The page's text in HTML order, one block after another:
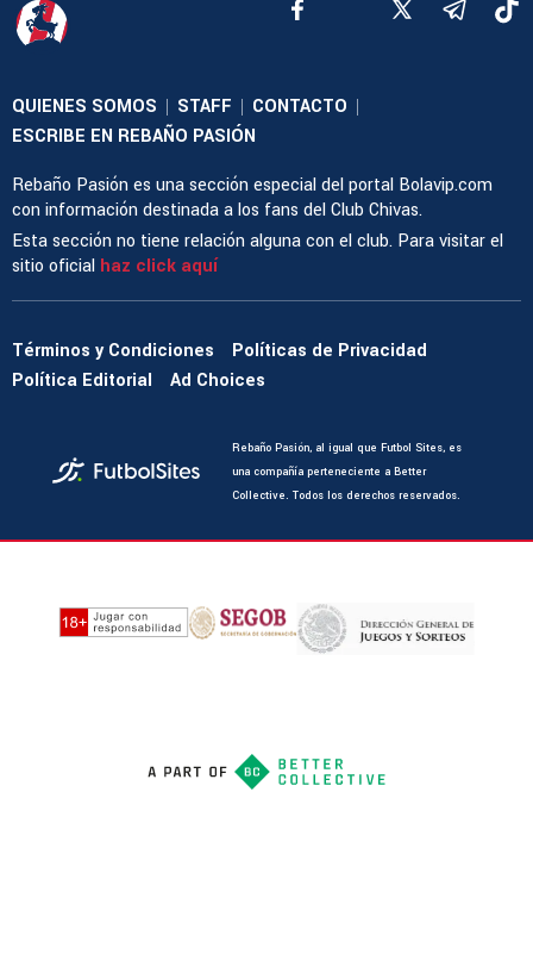
QUIENES SOMOS | STAFF | CONTACTO |
ESCRIBE EN REBAÑO PASIÓN
Rebaño Pasión es una sección especial del portal Bolavip.com
con información destinada a los fans del Club Chivas.
Esta sección no tiene relación alguna con el club. Para visitar el
sitio oficial haz click aquí
Términos y Condiciones
Políticas de Privacidad
Política Editorial
Ad Choices
Rebaño Pasión, al igual que Futbol Sites, es
una compañía perteneciente a Better
Collective. Todos los derechos reservados.